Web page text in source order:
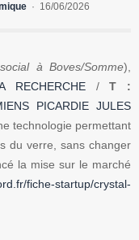
16/06/2026
à Boves/Somme),
RECHERCHE /T :
PICARDIE JULES
technologie permettant
du verre, sans changer
la mise sur le marché
fiche-startup/crystal-